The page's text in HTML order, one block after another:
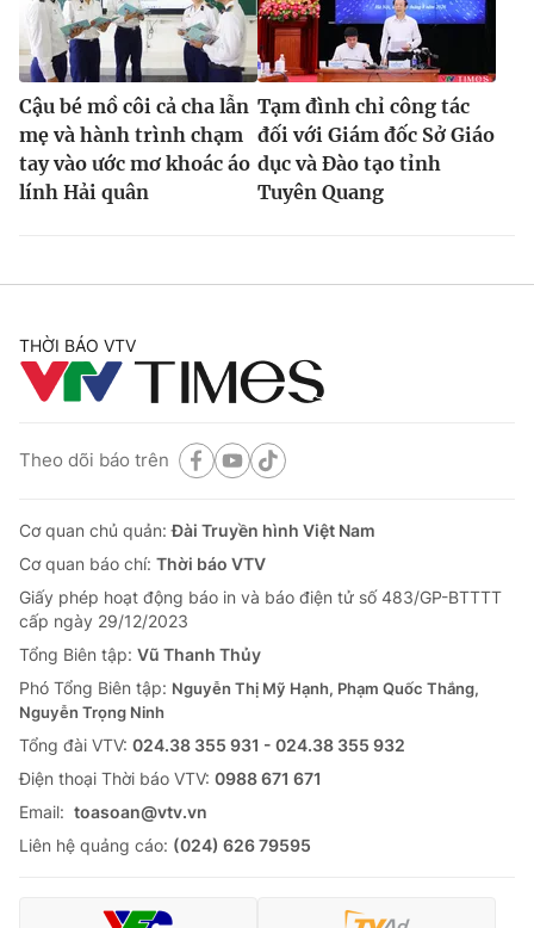
Cậu bé mồ côi cả cha lẫn
mẹ và hành trình chạm
tay vào ước mơ khoác áo
lính Hải quân
Tạm đình chỉ công tác
đối với Giám đốc Sở Giáo
dục và Đào tạo tỉnh
Tuyên Quang
THỜI BÁO VTV
Theo dõi báo trên
Cơ quan chủ quản:Đài Truyền hình Việt Nam
Cơ quan báo chí: Thời báo VTV
Giấy phép hoạt động báo in và báo điện tử số 483/GP-BTTTT
cấp ngày 29/12/2023
Tổng Biên tập: Vũ Thanh Thủy
Phó Tổng Biên tập: Nguyễn Thị Mỹ Hạnh, Phạm Quốc Thắng,
Nguyễn Trọng Ninh
Tổng đài VTV: 024.38 355 931 - 024.38 355 932
Ðiện thoại Thời báo VTV: 0988 671 671
Email: toasoan@vtv.vn
Liên hệ quảng cáo: (024) 626 79595